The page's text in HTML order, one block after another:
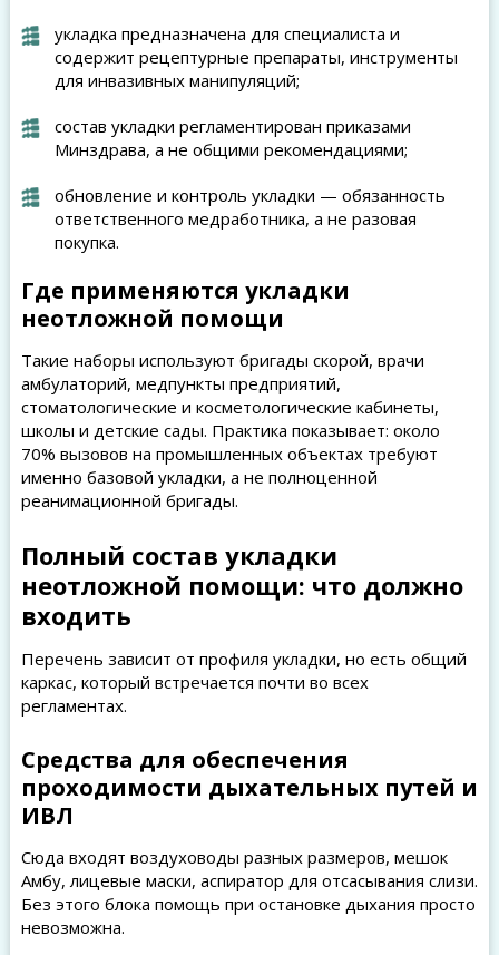
укладка предназначена для специалиста и
содержит рецептурные препараты, инструменты
для инвазивных манипуляций;
состав укладки регламентирован приказами
Минздрава, а не общими рекомендациями;
обновление и контроль укладки — обязанность
ответственного медработника, а не разовая
покупка.
Где применяются укладки
неотложной помощи
Такие наборы используют бригады скорой, врачи
амбулаторий, медпункты предприятий,
стоматологические и косметологические кабинеты,
школы и детские сады. Практика показывает: около
70% вызовов на промышленных объектах требуют
именно базовой укладки, а не полноценной
реанимационной бригады.
Полный состав укладки
неотложной помощи: что должно
входить
Перечень зависит от профиля укладки, но есть общий
каркас, который встречается почти во всех
регламентах.
Средства для обеспечения
проходимости дыхательных путей и
ИВЛ
Сюда входят воздуховоды разных размеров, мешок
Амбу, лицевые маски, аспиратор для отсасывания слизи.
Без этого блока помощь при остановке дыхания просто
невозможна.